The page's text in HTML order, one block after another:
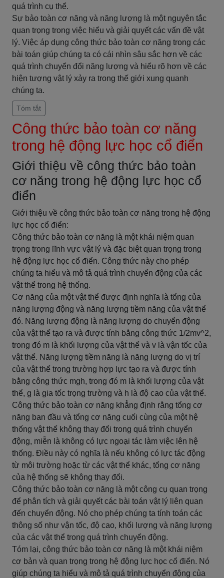
quá trình cụ thể.
Sự bảo toàn cơ năng và năng lượng là một nguyên tắc
quan trọng trong việc hiểu và giải quyết các vấn đề vật
lý. Việc áp dụng công thức bảo toàn cơ năng trong các
bài toán giúp chúng ta có cái nhìn sâu sắc hơn về các
quá trình chuyển đổi năng lượng và hiểu rõ hơn về các
hiện tượng vật lý xảy ra trong thế giới xung quanh
chúng ta.
Tóm tắt
Công thức bảo toàn cơ năng
trong hệ động lực học cổ điển
Giới thiệu về công thức bảo toàn
cơ năng trong hệ động lực học cổ
điển
Giới thiệu về công thức bảo toàn cơ năng trong hệ động
lực học cổ điển:
Công thức bảo toàn cơ năng là một khái niệm quan
trọng trong lĩnh vực vật lý và đặc biệt quan trọng trong
hệ động lực học cổ điển. Công thức này cho phép
chúng ta hiểu và mô tả quá trình chuyển động của các
vật thể trong hệ thống.
Cơ năng của một vật thể được định nghĩa là tổng của
năng lượng động và năng lượng tiềm năng của vật thể
đó. Năng lượng động là năng lượng do chuyển động
của vật thể tạo ra và được tính bằng công thức 1/2mv^2,
trong đó m là khối lượng của vật thể và v là vận tốc của
vật thể. Năng lượng tiềm năng là năng lượng do vị trí
của vật thể trong trường hợp lực tạo ra và được tính
bằng công thức mgh, trong đó m là khối lượng của vật
thể, g là gia tốc trọng trường và h là độ cao của vật thể.
Công thức bảo toàn cơ năng khẳng định rằng tổng cơ
năng ban đầu và tổng cơ năng cuối cùng của một hệ
thống vật thể không thay đổi trong quá trình chuyển
động, miễn là không có lực ngoại tác làm việc lên hệ
thống. Điều này có nghĩa là nếu không có lực tác động
từ môi trường hoặc từ các vật thể khác, tổng cơ năng
của hệ thống sẽ không thay đổi.
Công thức bảo toàn cơ năng là một công cụ quan trọng
để phân tích và giải quyết các bài toán vật lý liên quan
đến chuyển động. Nó cho phép chúng ta tính toán các
thông số như vận tốc, độ cao, khối lượng và năng lượng
của các vật thể trong quá trình chuyển động.
Tóm lại, công thức bảo toàn cơ năng là một khái niệm
cơ bản và quan trọng trong hệ động lực học cổ điển. Nó
giúp chúng ta hiểu và mô tả quá trình chuyển động của